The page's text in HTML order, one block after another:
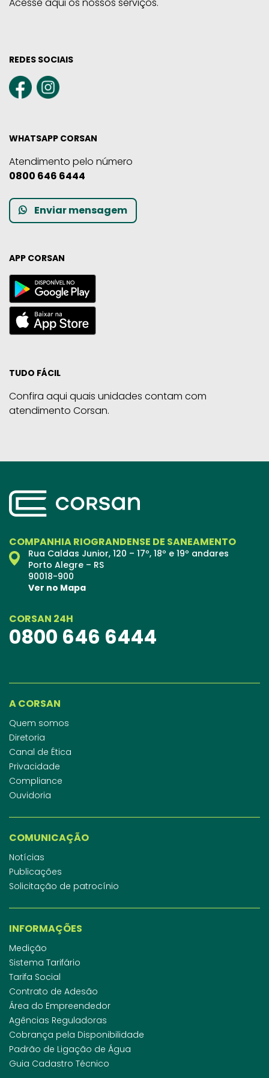
REDES SOCIAIS
WHATSAPP CORSAN
Atendimento pelo número
0800 646 6444
Enviar mensagem
APP CORSAN
TUDO FÁCIL
Confira aqui quais unidades contam com
atendimento Corsan.
COMPANHIA RIOGRANDENSE DE SANEAMENTO
Rua Caldas Junior, 120 – 17º, 18º e 19º andares
Porto Alegre – RS
90018-900
Ver no Mapa
CORSAN 24H
0800 646 6444
A CORSAN
Quem somos
Diretoria
Canal de Ética
Privacidade
Compliance
Ouvidoria
COMUNICAÇÃO
Notícias
Publicações
Solicitação de patrocínio
INFORMAÇÕES
Medição
Sistema Tarifário
Tarifa Social
Contrato de Adesão
Área do Empreendedor
Agências Reguladoras
Cobrança pela Disponibilidade
Padrão de Ligação de Água
Guia Cadastro Técnico